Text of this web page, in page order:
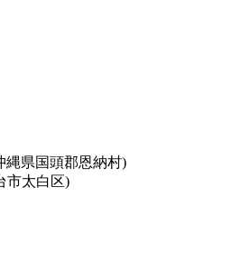
縄県国頭郡恩納村)
市太白区)